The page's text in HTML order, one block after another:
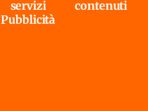
servizi
Pubblicità
contenuti